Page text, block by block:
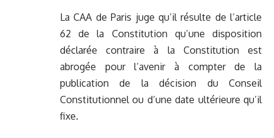
La CAA de Paris juge qu’il résulte de l’article
62 de la Constitution qu’une disposition
déclarée contraire à la Constitution est
abrogée pour l’avenir à compter de la
publication de la décision du Conseil
Constitutionnel ou d’une date ultérieure qu’il
fixe.